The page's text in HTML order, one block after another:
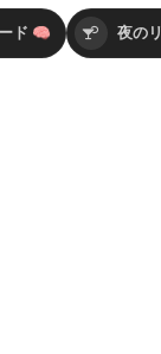
ド 🧠 夜の